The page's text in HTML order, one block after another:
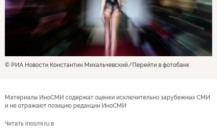
© РИА Новости Константин Михальчевский Перейти в фотобанк
Материалы ИноСМИ содержат оценки исключительно зарубежных СМИ
и не отражают позицию редакции ИноСМИ
Читать inosmi.ru в